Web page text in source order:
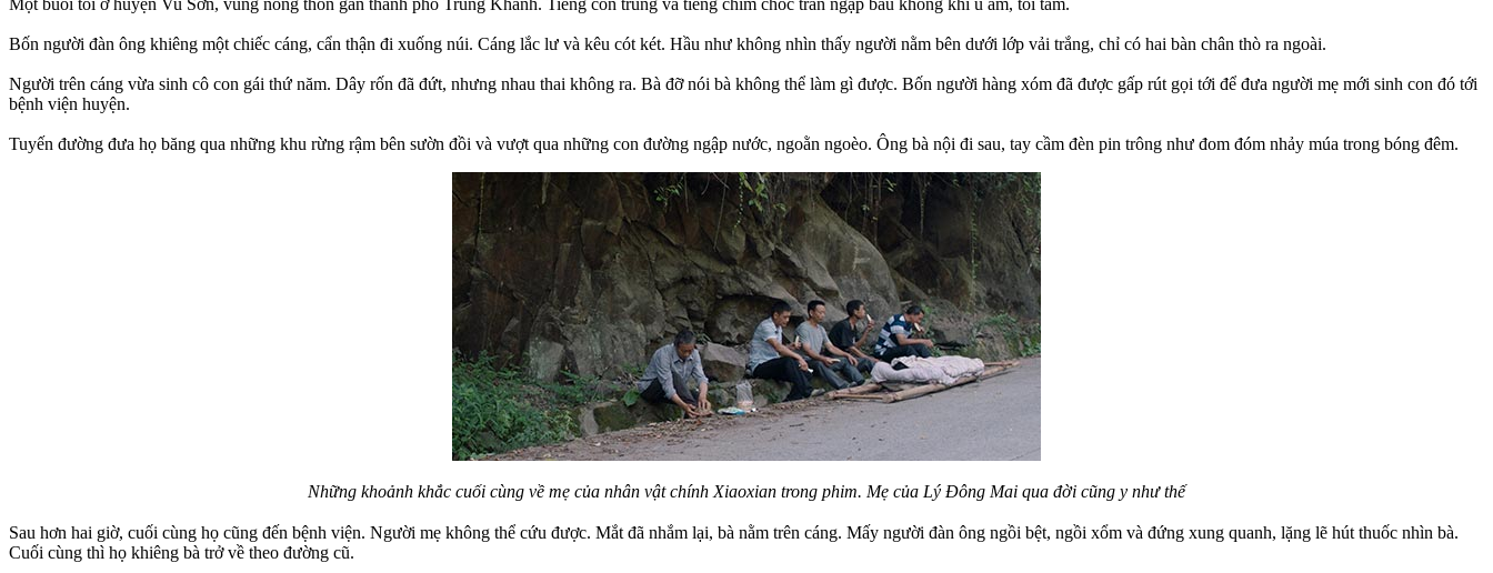
Bốn người đàn ông khiêng một chiếc cáng, cẩn thận đi xuống núi. Cáng lắc lư và kêu cót két. Hầu như không nhìn thấy người nằm bên dưới lớp vải trắng, chỉ có hai bàn chân thò ra ngoài.
Người trên cáng vừa sinh cô con gái thứ năm. Dây rốn đã đứt, nhưng nhau thai không ra. Bà đỡ nói bà không thể làm gì được. Bốn người hàng xóm đã được gấp rút gọi tới để đưa người mẹ mới sinh con đó tới
bệnh viện huyện.
Tuyến đường đưa họ băng qua những khu rừng rậm bên sườn đồi và vượt qua những con đường ngập nước, ngoằn ngoèo. Ông bà nội đi sau, tay cầm đèn pin trông như đom đóm nhảy múa trong bóng đêm.
Những khoảnh khắc cuối cùng về mẹ của nhân vật chính Xiaoxian trong phim. Mẹ của Lý Đông Mai qua đời cũng y như thế
Sau hơn hai giờ, cuối cùng họ cũng đến bệnh viện. Người mẹ không thể cứu được. Mắt đã nhắm lại, bà nằm trên cáng. Mấy người đàn ông ngồi bệt, ngồi xổm và đứng xung quanh, lặng lẽ hút thuốc nhìn bà.
Cuối cùng thì họ khiêng bà trở về theo đường cũ.